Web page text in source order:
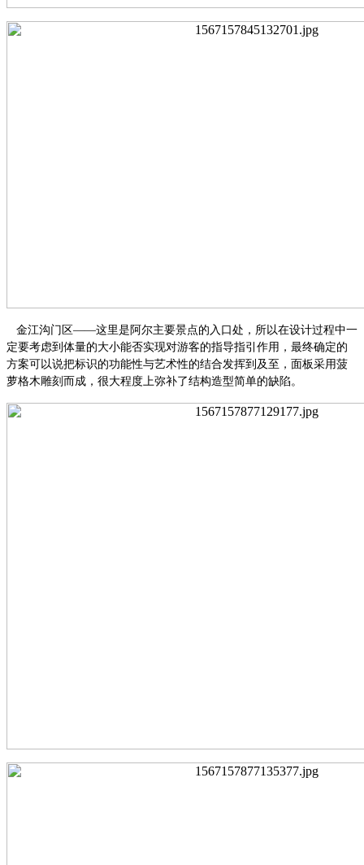
金江沟门区——这里是阿尔主要景点的入口处，所以在设计过程中一
定要考虑到体量的大小能否实现对游客的指导指引作用，最终确定的
方案可以说把标识的功能性与艺术性的结合发挥到及至，面板采用菠
萝格木雕刻而成，很大程度上弥补了结构造型简单的缺陷。